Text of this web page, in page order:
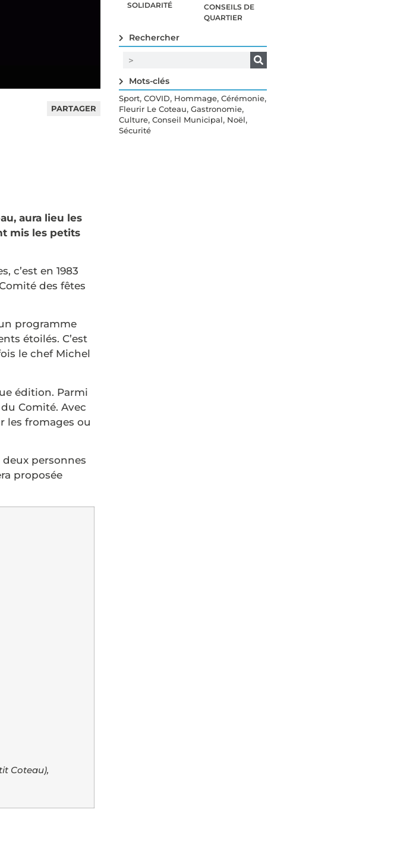
PARTAGER
aura lieu les
mis les petits
c’est en 1983
des fêtes
programme
étoilés. C’est
le chef Michel
édition. Parmi
Comité. Avec
les fromages ou
personnes
proposée
Coteau),
SOLIDARITÉ
CONSEILS DE
QUARTIER
Rechercher
Mots-clés
Sport, COVID, Hommage, Cérémonie,
Fleurir Le Coteau, Gastronomie,
Culture, Conseil Municipal, Noël,
Sécurité